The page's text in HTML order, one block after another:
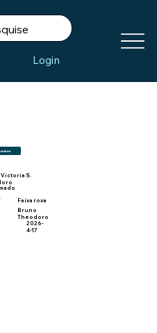
Login
Faixa roxa
Victoria S.
Bruno
Theodoro
2026-
4-17